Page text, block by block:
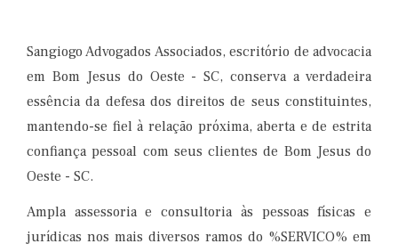
Sangiogo Advogados Associados, escritório de advocacia
em Bom Jesus do Oeste - SC, conserva a verdadeira
essência da defesa dos direitos de seus constituintes,
mantendo-se fiel à relação próxima, aberta e de estrita
confiança pessoal com seus clientes de Bom Jesus do
Oeste - SC.
Ampla assessoria e consultoria às pessoas físicas e
jurídicas nos mais diversos ramos do %SERVICO% em